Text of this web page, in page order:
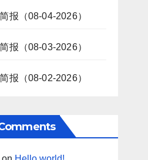
报（08-04-2026）
报（08-03-2026）
报（08-02-2026）